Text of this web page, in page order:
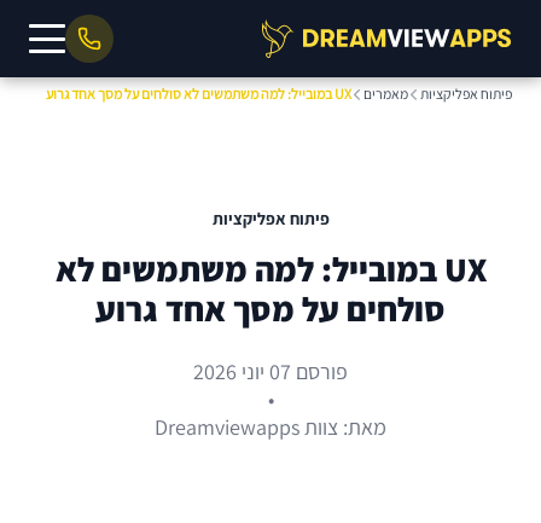
פיתוח אפליקציות מאמרים UX במובייל: למה משתמשים לא סולחים על מסך אחד גרוע
פיתוח אפליקציות
UX במובייל: למה משתמשים לא
סולחים על מסך אחד גרוע
פורסם 07 יוני 2026
•
מאת: צוות Dreamviewapps